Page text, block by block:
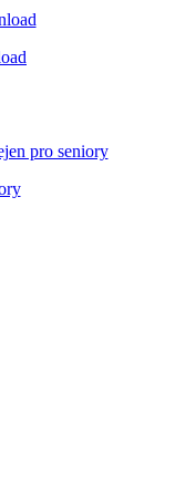
pro seniory